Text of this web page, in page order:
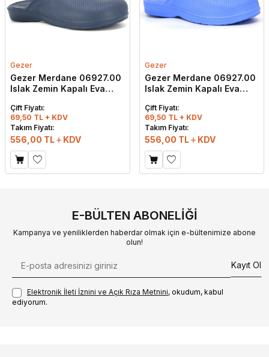
Gezer
Gezer Merdane 06927.00
Islak Zemin Kapalı Eva
Çift Fiyatı:
69,50 TL + KDV
Takım Fiyatı:
556,00 TL KDV
Gezer
Gezer Merdane 06927.00
Islak Zemin Kapalı Eva
Çift Fiyatı:
69,50 TL + KDV
Takım Fiyatı:
556,00 TL KDV
E-BÜLTEN ABONELIĞI
Kampanya ve yeniliklerden haberdar olmak için e-bültenimize abone
olun!
Kayıt Ol
Elektronik İleti İzni‌ni ve Açık Rıza Metni‌ni, okudum, kabul
ediyorum.